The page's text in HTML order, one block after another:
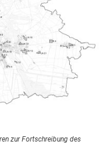
zur Fortschreibung des